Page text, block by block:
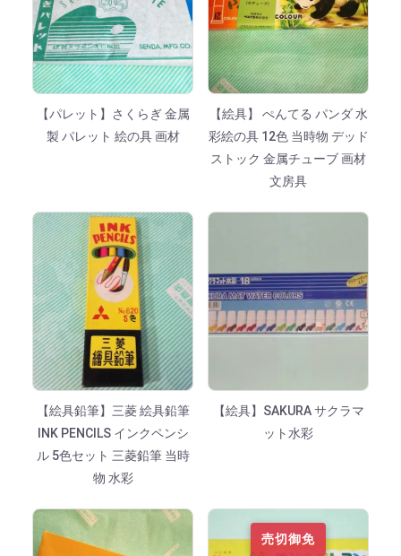
【パレット】さくらぎ 金属
製 パレット 絵の具 画材
【絵具】 ぺんてる パンダ 水
彩絵の具 12色 当時物 デッド
ストック 金属チューブ 画材
文房具
【絵具鉛筆】三菱 絵具鉛筆
INK PENCILS インクペンシ
ル 5色セット 三菱鉛筆 当時
物 水彩
【絵具】SAKURA サクラマ
ット水彩
売切御免